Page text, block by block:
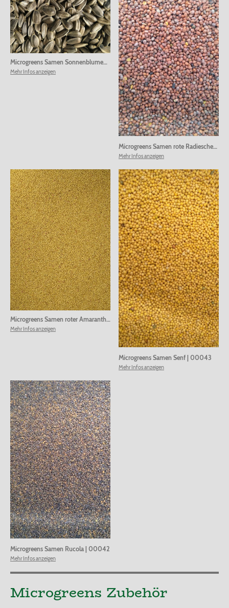
Microgreens Samen Sonnenblumen| 00044
Mehr Infos anzeigen
Microgreens Samen rote Radieschen
Mehr Infos anzeigen
Microgreens Samen roter Amaranth
| 00040
Mehr Infos anzeigen
Microgreens Samen Senf 00043
Mehr Infos anzeigen
Microgreens Samen Rucola | 00042
Mehr Infos anzeigen
Microgreens Zubehör